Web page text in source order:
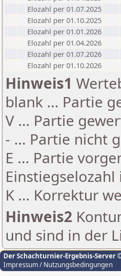
Elozahl per 01.07.2025
Elozahl per 01.10.2025
Elozahl per 01.01.2026
Elozahl per 01.04.2026
Elozahl per 01.07.2026
Elozahl per 01.10.2026
Hinweis1
blank ... Partie
V ... Partie
- ... Partie nicht
E ... Partie
K ... Korrektur
Hinweis2
und sind in der
Der Schachturnier-Ergebnis-Server
Impressum / Nutzungsbedingungen